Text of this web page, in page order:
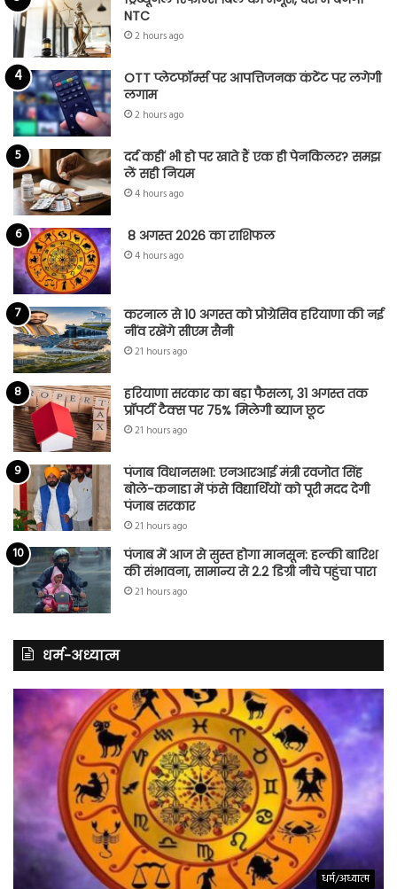
NTC
2 hours ago
OTT प्लेटफॉर्म्स पर आपत्तिजनक कंटेंट पर लगेगी
लगाम
2 hours ago
दर्द कहीं भी हो पर खाते हैं एक ही पेनकिलर? समझ
लें सही नियम
4 hours ago
8 अगस्त 2026 का राशिफल
4 hours ago
करनाल से 10 अगस्त को प्रोग्रेसिव हरियाणा की नई
नींव रखेंगे सीएम सैनी
21 hours ago
हरियाणा सरकार का बड़ा फैसला, 31 अगस्त तक
प्रॉपर्टी टैक्स पर 75% मिलेगी ब्याज छूट
21 hours ago
पंजाब विधानसभा: एनआरआई मंत्री रवजोत सिंह
बोले-कनाडा में फंसे विद्यार्थियों को पूरी मदद देगी
पंजाब सरकार
21 hours ago
पंजाब में आज से सुस्त होगा मानसून: हल्की बारिश
की संभावना, सामान्य से 2.2 डिग्री नीचे पहुंचा पारा
21 hours ago
धर्म-अध्यात्म
धर्म/अध्यात्म